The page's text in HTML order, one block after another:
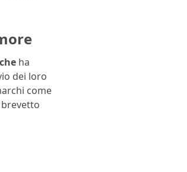
ha
dei loro
come